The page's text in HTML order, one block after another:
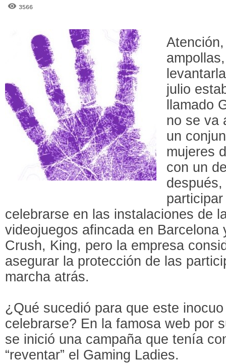
3566
julio
llamado
no se va
un
mujeres
con un
celebrarse en las instalaciones de
videojuegos afincada en Barcelona
Crush, King, pero la empresa
asegurar la protección de las
marcha atrás.
¿Qué sucedió para que este
celebrarse? En la famosa web por
se inició una campaña que tenía
“reventar” el Gaming Ladies.